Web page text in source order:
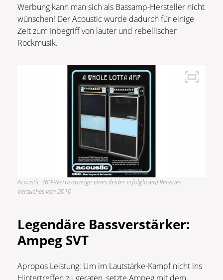
Werbung kann man sich als Bassamp-Hersteller nicht
wünschen! Der Acoustic wurde dadurch für einige
Zeit zum Inbegriff von lauter und rebellischer
Rockmusik.
Acoustic 360-Werbeanzeige eines (leider erfolglosen) Reissue-
Versuches von 2010
Legendäre Bassverstärker:
Ampeg SVT
Apropos Leistung: Um im Lautstärke-Kampf nicht ins